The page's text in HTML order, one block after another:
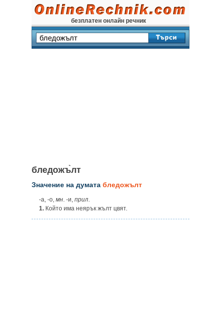
безплатен онлайн речник
бледожъ̀лт
Значение на думата бледожълт
-а, -о, мн. -и, прил.
1. Който има неярък жълт цвят.